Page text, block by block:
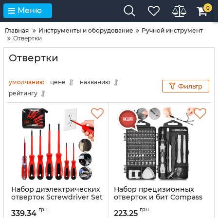
Меню 0
Главная Инструменты и оборудование
Ручной инструмент
Отвертки
Отвертки
умолчанию цене
названию
рейтингу
Фильтр
Набор диэлектрических
отверток Screwdriver Set
ручной комплект
339.34 грн
Набор прецизионных
отверток и бит Compass
ручных инструментов
223.25 грн